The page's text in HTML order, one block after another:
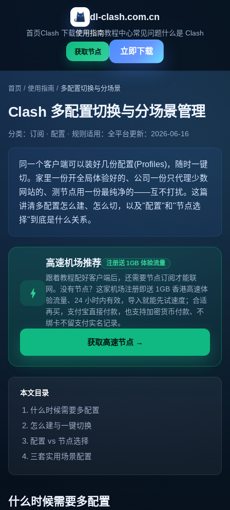
dl-clash.com.cn
首页Clash 下载使用指南教程中心常见问题什么是 Clash
获取节点 立即下载
首页 / 使用指南 / 多配置切换与分场景
Clash 多配置切换与分场景管理
分类：订阅 · 配置 · 规则 适用：全平台更新：2026-06-16
同一个客户端可以装好几份配置(Profiles)，随时一键
切。家里一份开全局体验好的、公司一份只代理少数
网站的、测节点用一份最纯净的——互不打扰。这篇
讲清多配置怎么建、怎么切，以及"配置"和"节点选
择"到底是什么关系。
高速机场推荐 注册送 1GB 体验流量
跟着教程配好客户端后，还需要节点订阅才能联
网。没有节点？这家机场注册即送 1GB 香港高速体
验流量、24 小时内有效，导入就能先试速度；合适
再买，支付宝直接付款，也支持加密货币付款、不
绑卡不留支付实名记录。
获取高速节点 →
本文目录
什么时候需要多配置
怎么建与一键切换
配置 vs 节点选择
三套实用场景配置
什么时候需要多配置